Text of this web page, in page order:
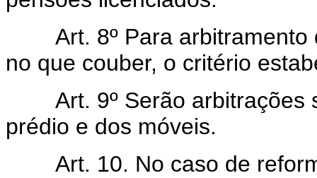
Art. 8º Para arbitramento
no que couber, o critério
Art. 9º Serão arbitrações
prédio e dos móveis.
Art. 10. No caso de